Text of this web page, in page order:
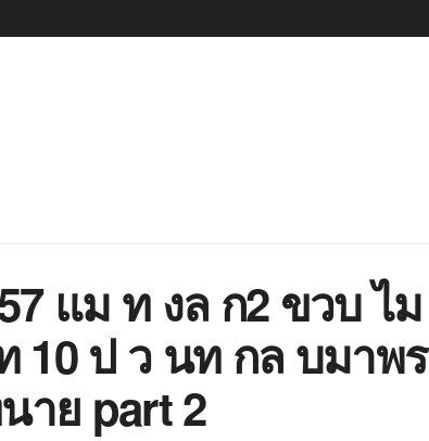
แม ท งล ก2 ขวบ ไม
10 ป ว นท กล บมาพร
าย part 2